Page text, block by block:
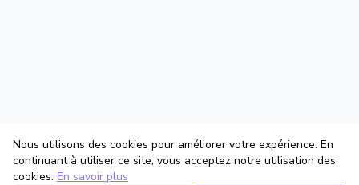
Nous utilisons des cookies pour améliorer votre expérience. En
continuant à utiliser ce site, vous acceptez notre utilisation des
cookies. En savoir plus